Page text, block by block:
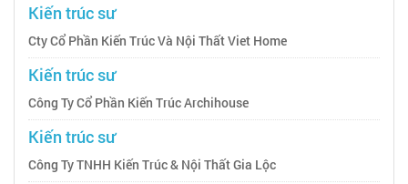
Kiến trúc sư
Cty Cổ Phần Kiến Trúc Và Nội Thất Viet Home
Kiến trúc sư
Công Ty Cổ Phần Kiến Trúc Archihouse
Kiến trúc sư
Công Ty TNHH Kiến Trúc & Nội Thất Gia Lộc